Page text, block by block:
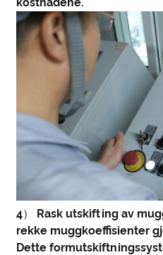
4） Rask utskifting av
rekke muggkoeffisienter
Dette